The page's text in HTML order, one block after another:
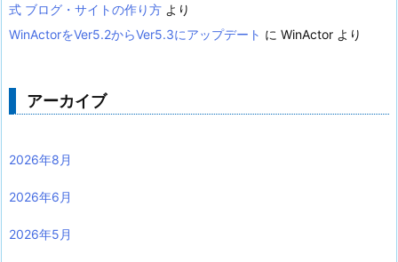
式 ブログ・サイトの作り方 より
WinActorをVer5.2からVer5.3にアップデート に WinActor より
アーカイブ
2026年8月
2026年6月
2026年5月